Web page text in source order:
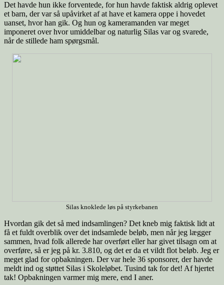
Det havde hun ikke forventede, for hun havde faktisk aldrig oplevet
et barn, der var så upåvirket af at have et kamera oppe i hovedet
uanset, hvor han gik. Og hun og kameramanden var meget
imponeret over hvor umiddelbar og naturlig Silas var og svarede,
når de stillede ham spørgsmål.
Silas knoklede løs på styrkebanen
Hvordan gik det så med indsamlingen? Det kneb mig faktisk lidt at
få et fuldt overblik over det indsamlede beløb, men når jeg lægger
sammen, hvad folk allerede har overført eller har givet tilsagn om at
overføre, så er jeg på kr. 3.810, og det er da et vildt flot beløb. Jeg er
meget glad for opbakningen. Der var hele 36 sponsorer, der havde
meldt ind og støttet Silas i Skoleløbet. Tusind tak for det! Af hjertet
tak! Opbakningen varmer mig mere, end I aner.